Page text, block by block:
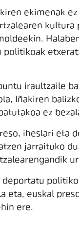
ekimenak
iraultzaile
Iñakiren
ez
iheslari eta
jarraituko
eta, euskal
ere.